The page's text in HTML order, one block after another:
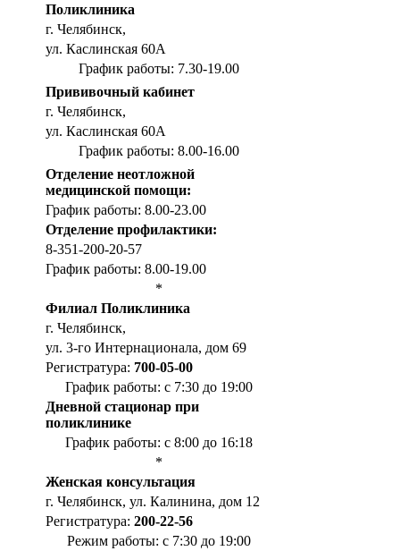
Поликлиника
г. Челябинск,
ул. Каслинская 60А
График работы: 7.30-19.00
Прививочный кабинет
г. Челябинск,
ул. Каслинская 60А
График работы: 8.00-16.00
Отделение неотложной
медицинской помощи:
График работы: 8.00-23.00
Отделение профилактики:
8-351-200-20-57
График работы: 8.00-19.00
*
Филиал Поликлиника
г. Челябинск,
ул. 3-го Интернационала, дом 69
Регистратура: 700-05-00
График работы: с 7:30 до 19:00
Дневной стационар при
поликлинике
График работы: с 8:00 до 16:18
*
Женская консультация
г. Челябинск, ул. Калинина, дом 12
Регистратура: 200-22-56
Режим работы: с 7:30 до 19:00